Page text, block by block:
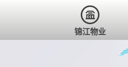
锦江物业